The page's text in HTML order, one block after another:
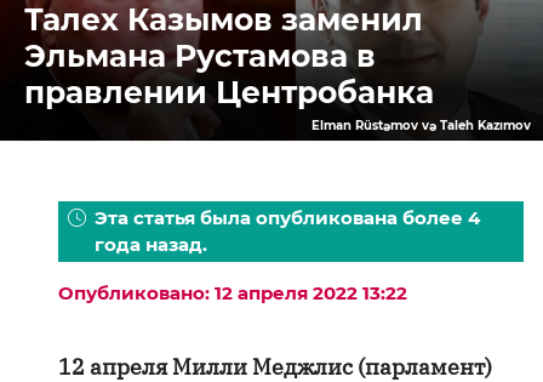
Талех Казымов заменил
Эльмана Рустамова в
правлении Центробанка
Elman Rüstəmov və Taleh Kazımov
Эта статья была опубликована более 4
года назад.
Опубликовано: 12 апреля 2022 13:22
12 апреля Милли Меджлис (парламент)